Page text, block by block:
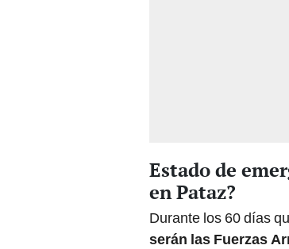
Estado de
en Pataz?
Durante los 60 días
serán las Fuerzas